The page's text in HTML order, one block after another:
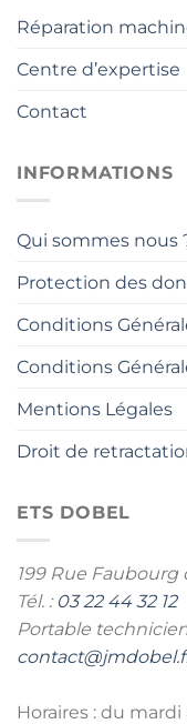
Réparation
Centre d’expertise
Contact
INFORMATIONS
Qui sommes nous
Protection des
Conditions
Conditions
Mentions Légales
Droit de
ETS DOBEL
199 Rue Faubourg
Tél. : 03 22 44 32 12
Portable
Horaires : du